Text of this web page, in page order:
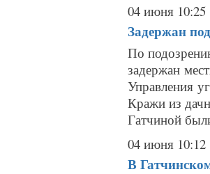
04 июня 10:25
Задержан
По
задержан
Управления
Кражи из
Гатчиной
04 июня 10:12
В